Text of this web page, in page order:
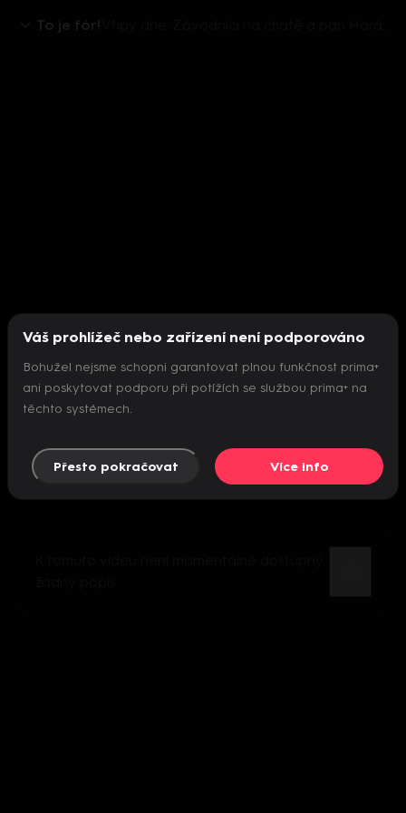
To je fór!
Nepodařilo se inicializovat přehrávač
Váš prohlížeč nebo zařízení není podporováno
Bohužel nejsme schopni garantovat plnou funkčnost prima+
ani poskytovat podporu při potížích se službou prima+ na
těchto systémech.
Přesto pokračovat Více info